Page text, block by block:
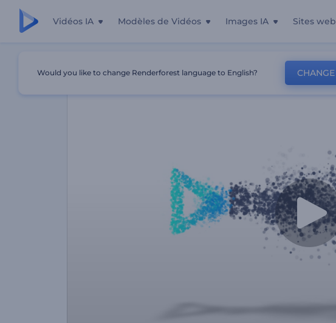
Vidéos IA Modèles de Vidéos Images IA Sites web
Would you like to change Renderforest language to English? CHANGE